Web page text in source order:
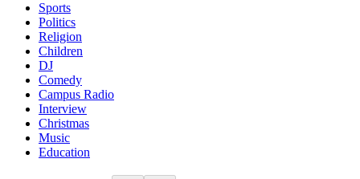
Sports
Politics
Religion
Children
DJ
Comedy
Campus Radio
Interview
Christmas
Music
Education